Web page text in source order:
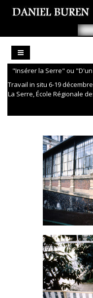
"Insérer la Serre" ou
Travail in situ 6-19
La Serre, École Régionale